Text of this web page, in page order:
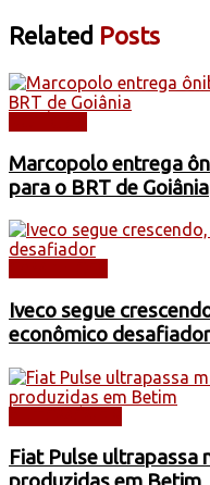
Related Posts
Marcopolo entrega
para o BRT de Goiânia
Iveco segue
econômico desafiador
Fiat Pulse ultrapassa